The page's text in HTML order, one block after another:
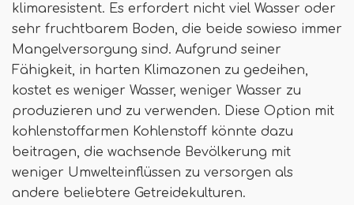
klimaresistent. Es erfordert nicht viel Wasser oder
sehr fruchtbarem Boden, die beide sowieso immer
Mangelversorgung sind. Aufgrund seiner
Fähigkeit, in harten Klimazonen zu gedeihen,
kostet es weniger Wasser, weniger Wasser zu
produzieren und zu verwenden. Diese Option mit
kohlenstoffarmen Kohlenstoff könnte dazu
beitragen, die wachsende Bevölkerung mit
weniger Umwelteinflüssen zu versorgen als
andere beliebtere Getreidekulturen.